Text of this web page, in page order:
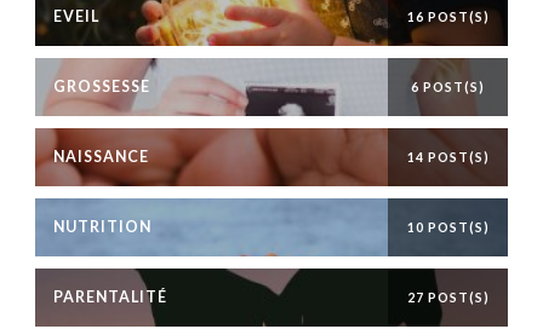
EVEIL 16 POST(S)
GROSSESSE 6 POST(S)
NAISSANCE 14 POST(S)
NUTRITION 10 POST(S)
PARENTALITÉ 27 POST(S)